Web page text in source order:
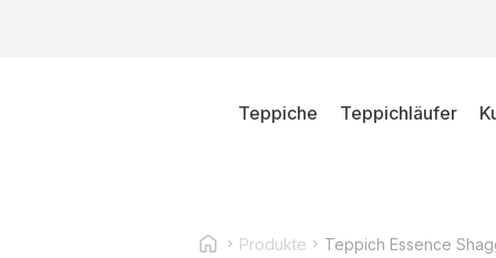
Teppiche Teppichläufer
Produkte Teppich Essence